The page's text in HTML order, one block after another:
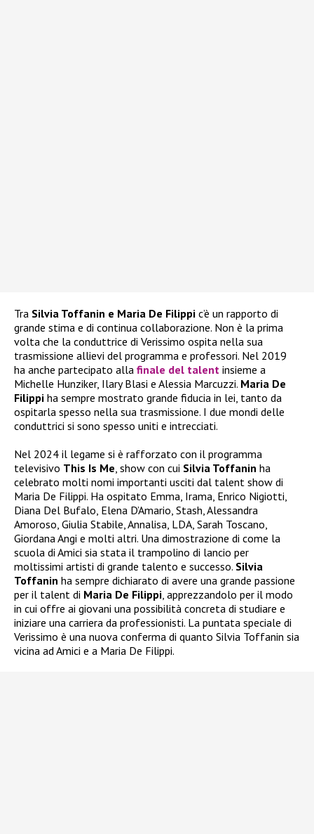
Tra Silvia Toffanin e Maria De Filippi c’è un rapporto di
grande stima e di continua collaborazione. Non è la prima
volta che la conduttrice di Verissimo ospita nella sua
trasmissione allievi del programma e professori. Nel 2019
ha anche partecipato alla finale del talent insieme a
Michelle Hunziker, Ilary Blasi e Alessia Marcuzzi. Maria De
Filippi ha sempre mostrato grande fiducia in lei, tanto da
ospitarla spesso nella sua trasmissione. I due mondi delle
conduttrici si sono spesso uniti e intrecciati.
Nel 2024 il legame si è rafforzato con il programma
televisivo This Is Me, show con cui Silvia Toffanin ha
celebrato molti nomi importanti usciti dal talent show di
Maria De Filippi. Ha ospitato Emma, Irama, Enrico Nigiotti,
Diana Del Bufalo, Elena D’Amario, Stash, Alessandra
Amoroso, Giulia Stabile, Annalisa, LDA, Sarah Toscano,
Giordana Angi e molti altri. Una dimostrazione di come la
scuola di Amici sia stata il trampolino di lancio per
moltissimi artisti di grande talento e successo. Silvia
Toffanin ha sempre dichiarato di avere una grande passione
per il talent di Maria De Filippi, apprezzandolo per il modo
in cui offre ai giovani una possibilità concreta di studiare e
iniziare una carriera da professionisti. La puntata speciale di
Verissimo è una nuova conferma di quanto Silvia Toffanin sia
vicina ad Amici e a Maria De Filippi.